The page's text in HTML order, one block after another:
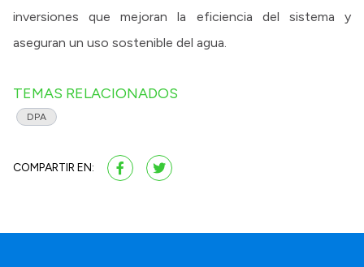
inversiones que mejoran la eficiencia del sistema y
aseguran un uso sostenible del agua.
TEMAS RELACIONADOS
DPA
COMPARTIR EN: